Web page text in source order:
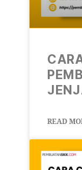
READ